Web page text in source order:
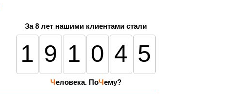
За 8 лет нашими клиентами стали
191045
Человека. ПоЧему?